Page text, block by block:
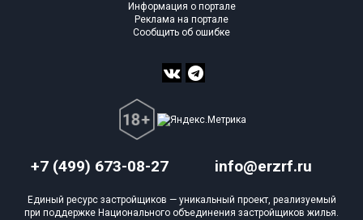
+7 (499) 673-08-27 info@erzrf.ru
Информация о портале
Реклама на портале
Сообщить об ошибке
Единый ресурс застройщиков — уникальный проект, реализуемый
при поддержке Национального объединения застройщиков жилья.